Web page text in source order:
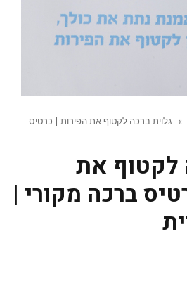
»
גלוית ברכה לקטוף את הפירות | כרטיס
לקטוף את
ברכה מקורי |